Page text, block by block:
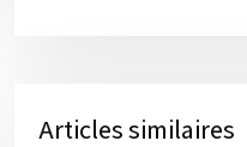
Articles similaires